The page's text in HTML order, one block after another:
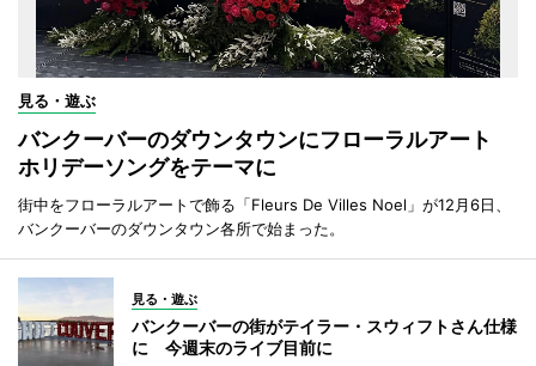
見る・遊ぶ
バンクーバーのダウンタウンにフローラルアート
ホリデーソングをテーマに
街中をフローラルアートで飾る「Fleurs De Villes Noel」が12月6日、
バンクーバーのダウンタウン各所で始まった。
見る・遊ぶ
バンクーバーの街がテイラー・スウィフトさん仕様
に 今週末のライブ目前に